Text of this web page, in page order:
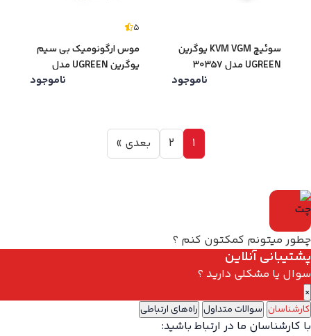
سوئیچ KVM VGM یوگرین
UGREEN مدل 30357
ناموجود
5
موس ارگونومیک بی سیم
یوگرین UGREEN مدل
ناموجود
1
2 بعدی »
چطور میتونم کمکتون کنم ؟
پشتیبانی آنلاین
سوال یا مشکلی دارید ؟
×
کارشناسان سوالات متداول راه‌های ارتباطی
با کارشناسان ما در ارتباط باشید: